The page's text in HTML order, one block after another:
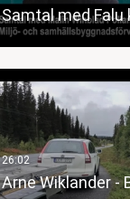
Samtal med Falu
Arne Wiklander -